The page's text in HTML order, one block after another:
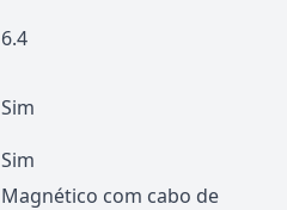
6.4
Sim
Sim
Magnético com cabo de